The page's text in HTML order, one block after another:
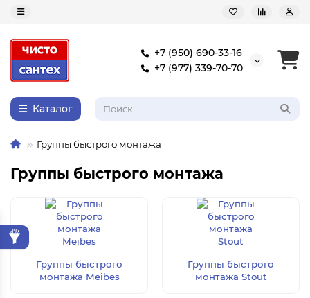
+7 (950) 690-33-16
+7 (977) 339-70-70
Каталог
Группы быстрого монтажа
Группы быстрого монтажа
Группы быстрого
монтажа Meibes
Группы быстрого
монтажа Stout